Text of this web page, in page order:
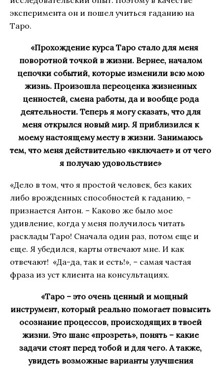
эксперимента он и пошел учиться гаданию на
Таро.
«Прохождение курса Таро стало для меня
поворотной точкой в жизни. Вернее, началом
цепочки событий, которые изменили всю мою
жизнь. Произошла переоценка жизненных
ценностей, смена работы, да и вообще рода
деятельности. Теперь я могу сказать, что для
меня открылся новый мир. Я приблизился к
моему настоящему месту в жизни. Занимаюсь
тем, что меня действительно «включает» и от чего
я получаю удовольствие»
«Дело в том, что я простой человек, без каких
либо врожденных способностей к гаданию, –
признается Антон. – Каково же было мое
удивление, когда у меня получилось читать
расклады Таро! Сначала один раз, потом еще и
еще. Я убедился, карты отвечают мне. И как
отвечают! «Да-да, так и есть!», – самая частая
фраза из уст клиента на консультациях.
«Таро – это очень ценный и мощный
инструмент, который реально помогает повысить
осознание процессов, происходящих в твоей
жизни. Это шанс «прозреть», понять – какие
задачи стоят перед тобой и для чего. А также,
увидеть возможные варианты улучшения